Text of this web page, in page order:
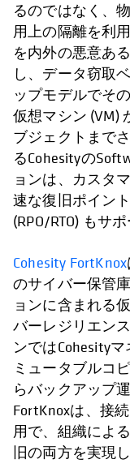
るのではなく、
用上の隔離を利
を内外の悪意あ
し、データ窃取
ップモデルでそ
仮想マシン (VM)
ブジェクトまで
るCohesityの
ョンは、カスタ
速な復旧ポイン
(RPO/RTO) もサ
Cohesity FortKnox
のサイバー保管
ョンに含まれる
バーレジリエン
ンではCohesity
ミュータブルコ
らバックアップ
FortKnoxは、接
用で、組織によ
旧の両方を実現し